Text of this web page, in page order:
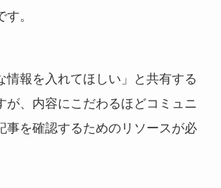
。
情報を入れてほしい」と共有する
が、内容にこだわるほどコミュニ
事を確認するためのリソースが必